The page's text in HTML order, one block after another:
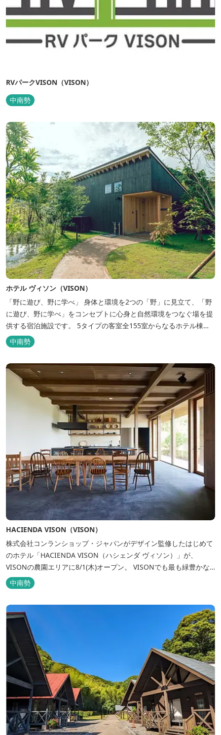
RVパークVISON（VISON）
中南勢
ホテル ヴィソン（VISON）
「野に遊び、野に学べ」 身体と環境を2つの「野」に見立て、「野
に遊び、野に学べ」をコンセプトに心身と自然環境をつなぐ場を提
供する宿泊施設です。 5タイプの客室全155室からなるホテル棟
と、プライベートな滞在が楽しめる一棟独立型のヴィラ6棟がござ
います。
中南勢
HACIENDA VISON（VISON）
株式会社コンランショップ・ジャパンがデザイン監修したはじめて
のホテル「HACIENDA VISON（ハシェンダ ヴィソン）」が、
VISONの農園エリアに8/1(木)オープン。 VISONでも最も緑豊かな
農園エリアに建つHACIENDA VISON。 ホテル名
の“HACIENDA”は、スペイン語で荘園の主の館を...
中南勢